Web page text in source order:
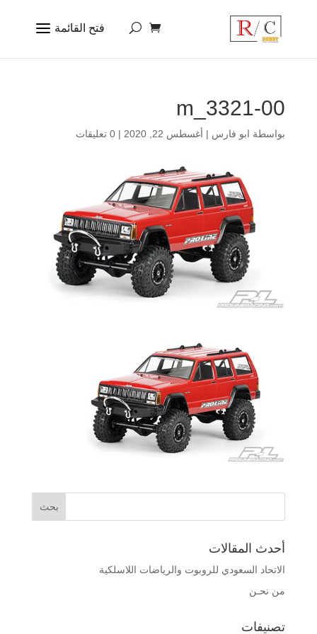
3321-00_m
بواسطة ابو فارس | أغسطس 22, 2020 | 0 تعليقات
أحدث المقالات
الاتحاد السعودي للروبوت والرياضات اللاسلكية
من نحـن
تصنيفات